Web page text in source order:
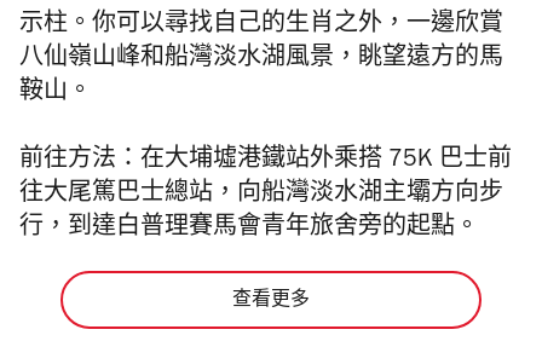
示柱。你可以尋找自己的生肖之外，一邊欣賞
八仙嶺山峰和船灣淡水湖風景，眺望遠方的馬
鞍山。
前往方法 ：在大埔墟港鐵站外乘搭 75K 巴士前
往大尾篤巴士總站，向船灣淡水湖主壩方向步
行，到達白普理賽馬會青年旅舍旁的起點。
查看更多